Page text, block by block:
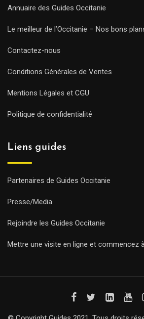
Annuaire des Guides Occitanie
Le meilleur de l’Occitanie – Nos bons
Contactez-nous
Conditions Générales de Ventes
Mentions Légales et CGU
Politique de confidentialité
Liens guides
Partenaires de Guides Occitanie
Presse/Media
Rejoindre les Guides Occitanie
Mettre une visite en ligne et commencez